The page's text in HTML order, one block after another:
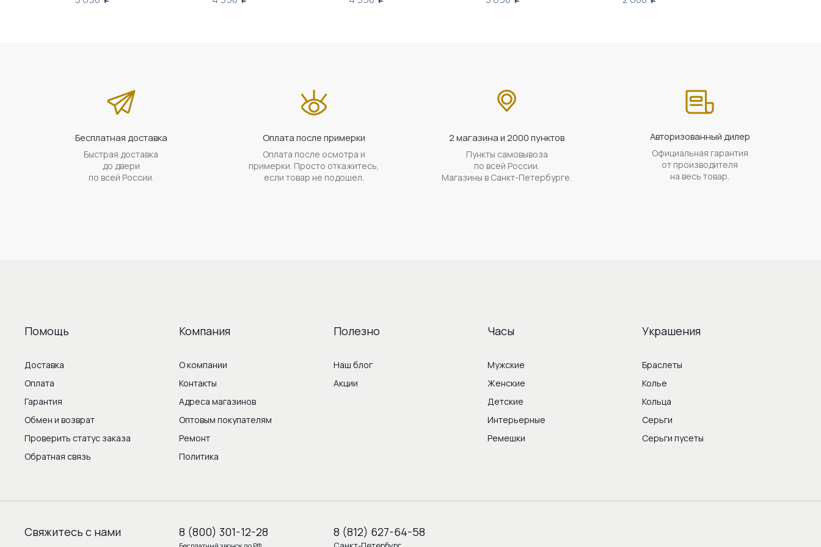
Бесплатная доставка
Быстрая доставка
до двери
по всей России.
Оплата после примерки
Оплата после осмотра и
примерки. Просто откажитесь,
если товар не подошел.
2 магазина и 2000 пунктов
Пункты самовывоза
по всей России.
Магазины в Санкт-Петербурге.
Авторизованный дилер
Официальная гарантия
от производителя
на весь товар.
Помощь
Доставка
Оплата
Гарантия
Обмен и возврат
Проверить статус заказа
Обратная связь
Компания
О компании
Контакты
Адреса магазинов
Оптовым покупателям
Ремонт
Политика
Полезно
Наш блог
Акции
Часы
Мужские
Женские
Детские
Интерьерные
Ремешки
Украшения
Браслеты
Колье
Кольца
Серьги
Серьги пусеты
Свяжитесь с нами 8 (800) 301-12-28 8 (812) 627-64-58